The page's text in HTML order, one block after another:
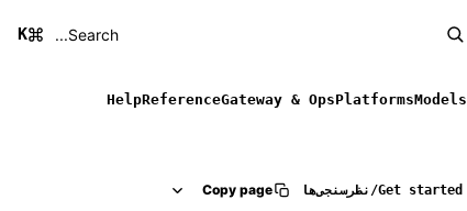
Search...
K
Models
Platforms
Gateway & Ops
Reference
Help
Get started
/ نظرسنجی‌ها Copy page